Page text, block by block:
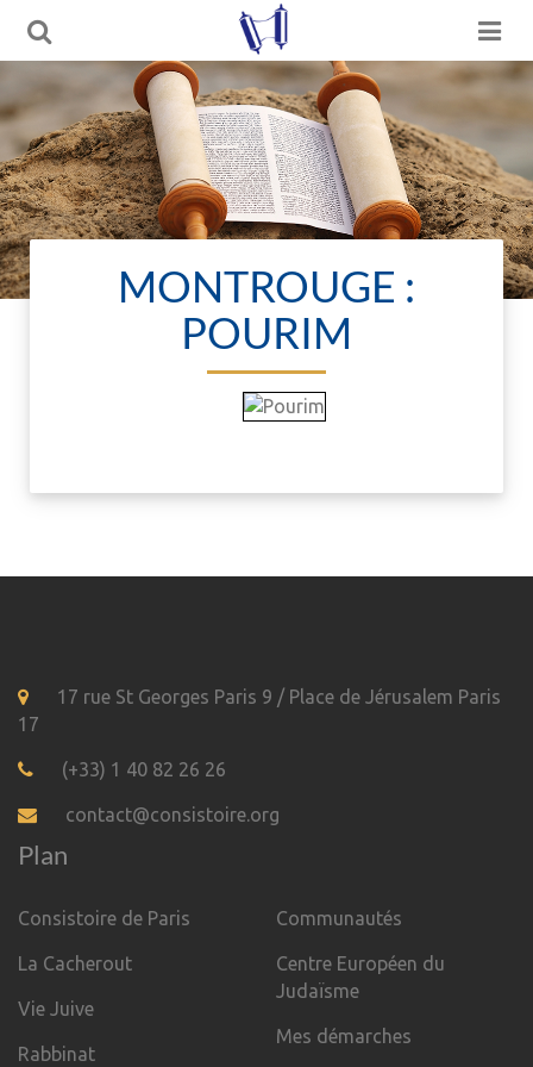
MONTROUGE :
POURIM
17 rue St Georges Paris 9 / Place de Jérusalem Paris
17
(+33) 1 40 82 26 26
contact@consistoire.org
Plan
Consistoire de Paris
La Cacherout
Vie Juive
Rabbinat
Communautés
Centre Européen du
Judaïsme
Mes démarches